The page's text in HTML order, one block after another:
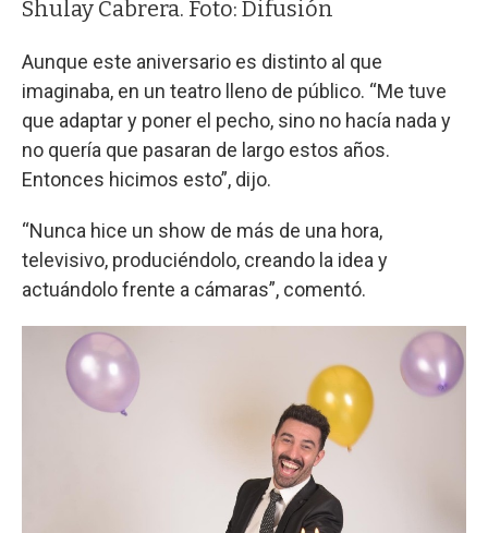
Shulay Cabrera. Foto: Difusión
Aunque este aniversario es distinto al que
imaginaba, en un teatro lleno de público. “Me tuve
que adaptar y poner el pecho, sino no hacía nada y
no quería que pasaran de largo estos años.
Entonces hicimos esto”, dijo.
“Nunca hice un show de más de una hora,
televisivo, produciéndolo, creando la idea y
actuándolo frente a cámaras”, comentó.